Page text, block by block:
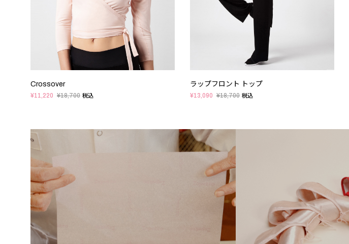
Crossover
¥11,220 ¥18,700 税込
ラップフロント トップ
¥13,090 ¥18,700 税込